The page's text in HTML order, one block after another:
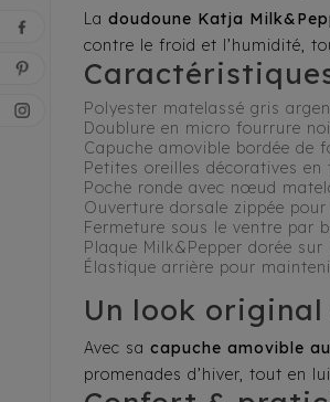
La doudoune Katja
contre le froid et l’humidité,
Polyester matelassé gris
Doublure en micro fourrure
Capuche amovible bordée de
Petites oreilles décoratives en
Poche ronde avec nœud
Ouverture dorsale zippée
Fermeture sous le ventre par
Plaque Milk&Pepper dorée sur
Élastique arrière pour
Un look
Avec sa capuche amovible
promenades d’hiver, tout en